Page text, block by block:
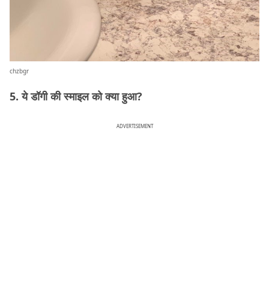
chzbgr
5. ये डॉगी की स्माइल को क्या हुआ?
ADVERTISEMENT